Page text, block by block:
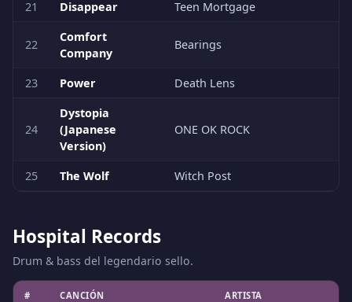
21 Disappear Teen Mortgage
22
Comfort
Company
Bearings
23 Power Death Lens
24
Dystopia
(Japanese
Version)
ONE OK ROCK
25 The Wolf Witch Post
Hospital Records
Drum & bass del legendario sello.
# CANCIÓN ARTISTA